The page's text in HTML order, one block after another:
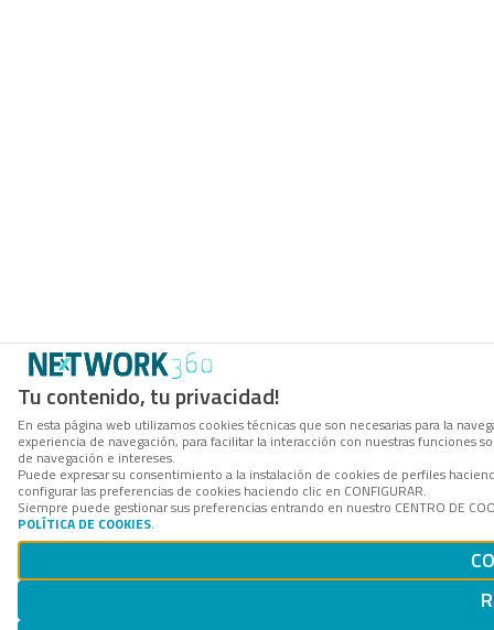
Tu contenido, tu privacidad!
En esta página web utilizamos cookies técnicas que son necesarias para la
experiencia de navegación, para facilitar la interacción con nuestras funciones
de navegación e intereses.
Puede expresar su consentimiento a la instalación de cookies de perfiles
configurar las preferencias de cookies haciendo clic en CONFIGURAR.
Siempre puede gestionar sus preferencias entrando en nuestro CENTRO DE
POLÍTICA DE COOKIES.